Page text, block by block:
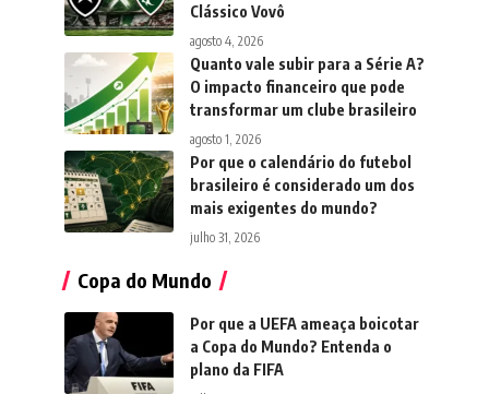
Clássico Vovô
agosto 4, 2026
Quanto vale subir para a Série A?
O impacto financeiro que pode
transformar um clube brasileiro
agosto 1, 2026
Por que o calendário do futebol
brasileiro é considerado um dos
mais exigentes do mundo?
julho 31, 2026
Copa do Mundo
Por que a UEFA ameaça boicotar
a Copa do Mundo? Entenda o
plano da FIFA